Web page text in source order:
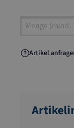
Artikel
Artikel